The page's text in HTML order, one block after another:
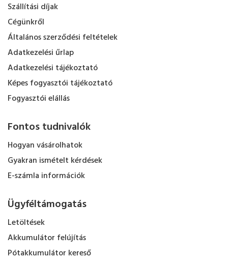
Szállítási díjak
Cégünkről
Általános szerződési feltételek
Adatkezelési űrlap
Adatkezelési tájékoztató
Képes fogyasztói tájékoztató
Fogyasztói elállás
Fontos tudnivalók
Hogyan vásárolhatok
Gyakran ismételt kérdések
E-számla információk
Ügyféltámogatás
Letöltések
Akkumulátor felújítás
Pótakkumulátor kereső